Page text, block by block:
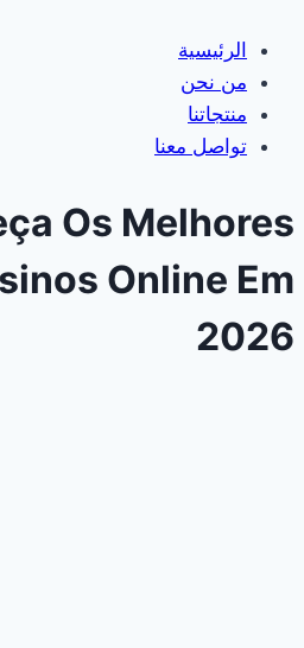
الرئيسية
من نحن
منتجاتنا
تواصل معنا
Os Melhores
Online Em
2026